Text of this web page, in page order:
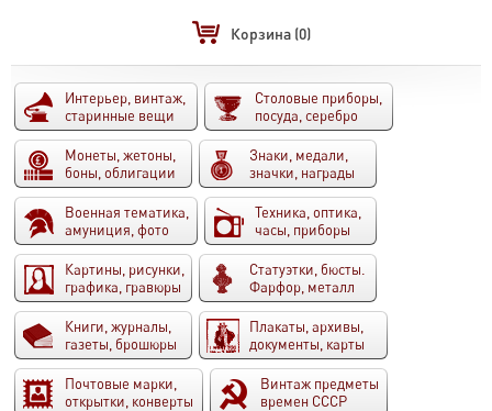
Корзина (0)
Интерьер, винтаж,
старинные вещи
Столовые приборы,
посуда, серебро
Монеты, жетоны,
боны, облигации
Знаки, медали,
значки, награды
Военная тематика,
амуниция, фото
Техника, оптика,
часы, приборы
Картины, рисунки,
графика, гравюры
Статуэтки, бюсты.
Фарфор, металл
Книги, журналы,
газеты, брошюры
Плакаты, архивы,
документы, карты
Почтовые марки,
открытки, конверты
Винтаж предметы
времен СССР